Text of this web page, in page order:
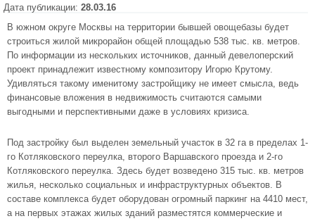
Дата публикации: 28.03.16
В южном округе Москвы на территории бывшей овощебазы будет
строиться жилой микрорайон общей площадью 538 тыс. кв. метров.
По информации из нескольких источников, данный девелоперский
проект принадлежит известному композитору Игорю Крутому.
Удивляться такому именитому застройщику не имеет смысла, ведь
финансовые вложения в недвижимость считаются самыми
выгодными и перспективными даже в условиях кризиса.
Под застройку был выделен земельный участок в 32 га в пределах 1-
го Котляковского переулка, второго Варшавского проезда и 2-го
Котляковского переулка. Здесь будет возведено 315 тыс. кв. метров
жилья, несколько социальных и инфраструктурных объектов. В
составе комплекса будет оборудован огромный паркинг на 4410 мест,
а на первых этажах жилых зданий разместятся коммерческие и